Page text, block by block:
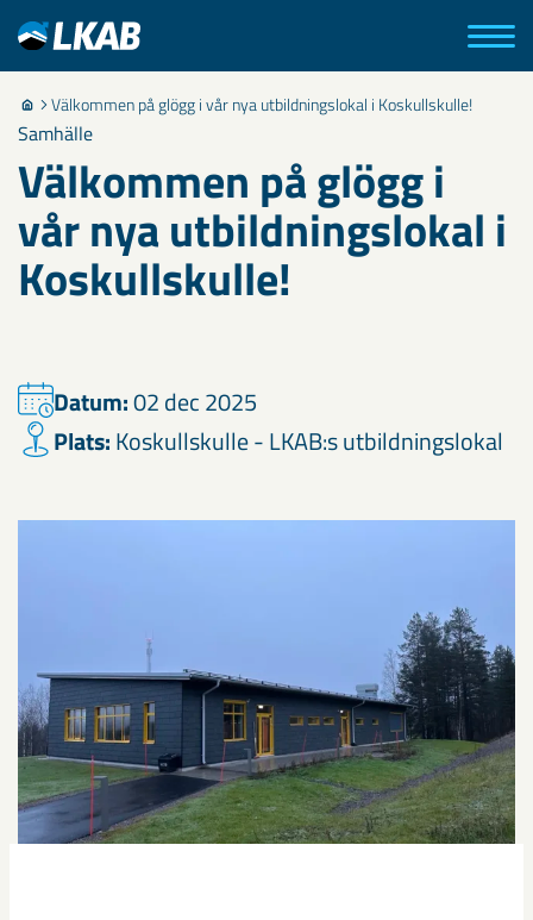
Välkommen på glögg i vår nya utbildningslokal i Koskullskulle!
Samhälle
Välkommen på glögg i
vår nya utbildningslokal i
Koskullskulle!
Datum:02 dec 2025
Plats:Koskullskulle - LKAB:s utbildningslokal